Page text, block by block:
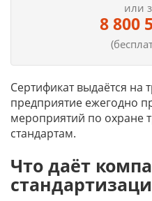
или
8 800
Сертификат выдаётся на
предприятие ежегодно
мероприятий по охране
стандартам.
Что даёт